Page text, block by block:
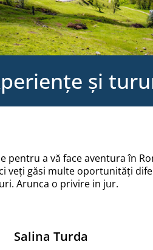
și
a vă face aventura în
veți găsi multe oportunități
Arunca o privire in jur.
Salina Turda